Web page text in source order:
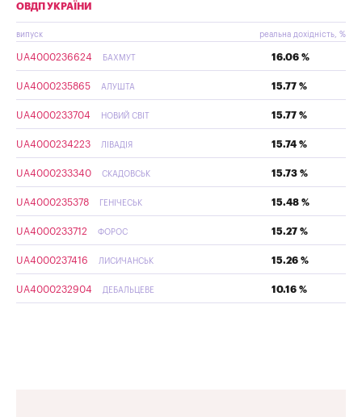
ОВДП УКРАЇНИ
випуск реальна дохідність, %
UA4000236624 БАХМУТ 16.06 %
UA4000235865 АЛУШТА 15.77 %
UA4000233704 НОВИЙ СВІТ 15.77 %
UA4000234223 ЛІВАДІЯ 15.74 %
UA4000233340 СКАДОВСЬК 15.73 %
UA4000235378 ГЕНІЧЕСЬК 15.48 %
UA4000233712 ФОРОС 15.27 %
UA4000237416 ЛИСИЧАНСЬК 15.26 %
UA4000232904 ДЕБАЛЬЦЕВЕ 10.16 %